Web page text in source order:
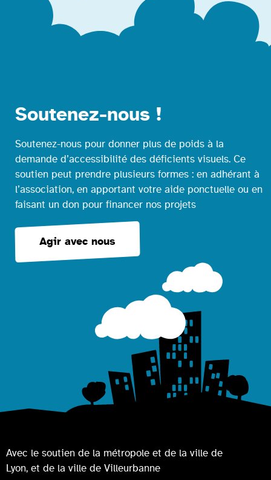
Soutenez-nous !
Soutenez-nous pour donner plus de poids à la
demande d’accessibilité des déficients visuels. Ce
soutien peut prendre plusieurs formes : en adhérant à
l’association, en apportant votre aide ponctuelle ou en
faisant un don pour financer nos projets
Agir avec nous
Avec le soutien de la métropole et de la ville de
Lyon, et de la ville de Villeurbanne